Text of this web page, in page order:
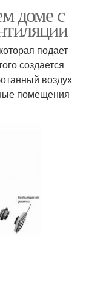
доме с
подает
создается
воздух
помещения